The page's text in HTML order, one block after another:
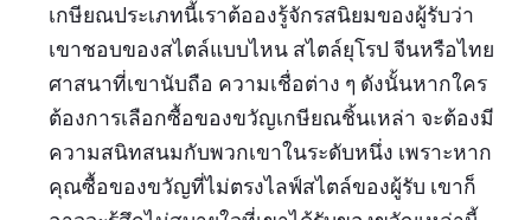
เกษียณประเภทนี้เราต้อองรู้จักรสนิยมของผู้รับว่า
เขาชอบของสไตล์แบบไหน สไตล์ยุโรป จีนหรือไทย
ศาสนาที่เขานับถือ ความเชื่อต่าง ๆ ดังนั้นหากใคร
ต้องการเลือกซื้อของขวัญเกษียณชิ้นเหล่า จะต้องมี
ความสนิทสนมกับพวกเขาในระดับหนึ่ง เพราะหาก
คุณซื้อของขวัญที่ไม่ตรงไลฟ์สไตล์ของผู้รับ เขาก็